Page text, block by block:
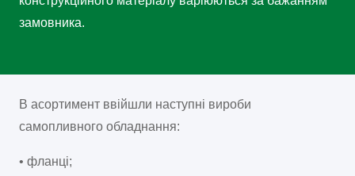
замовника.
В асортимент ввійшли наступні вироби
самопливного обладнання:
• фланці;